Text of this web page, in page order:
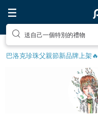
送自己一個特別的禮物
巴洛克珍珠父親節新品牌上架🔥